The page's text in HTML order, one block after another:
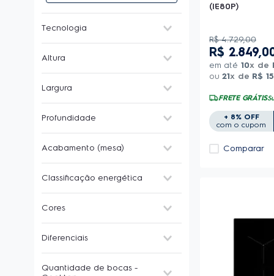
Tecnologia
Indução
Altura
20-29 cm
Largura
30-39 cm
50-59 cm (5)
60-69 cm (1)
70-79 cm (2)
Profundidade
50-59 cm (10)
Acabamento (mesa)
Vitrocerâmica (8)
Classificação energética
C (
Cores
Diferenciais
Desligamento automático
(3)
Quantidade de bocas -
(IE80P)
R$ 4.729,00
R$ 2.849,
em até 10x de
ou 21x de R$
FRETE GRÁTIS
+ 8% OFF
com o cupom
Comparar